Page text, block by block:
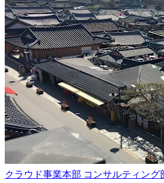
クラウド事業本部 コンサルティン